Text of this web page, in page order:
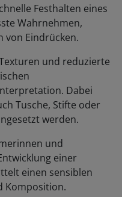
Festhalten eines
Wahrnehmen,
von Eindrücken.
und reduzierte
Dabei
Tusche, Stifte oder
werden.
und
einer
einen sensiblen
Komposition.